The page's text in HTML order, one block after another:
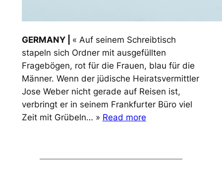
GERMANY | « Auf seinem Schreibtisch
stapeln sich Ordner mit ausgefüllten
Fragebögen, rot für die Frauen, blau für die
Männer. Wenn der jüdische Heiratsvermittler
Jose Weber nicht gerade auf Reisen ist,
verbringt er in seinem Frankfurter Büro viel
Zeit mit Grübeln… » Read more